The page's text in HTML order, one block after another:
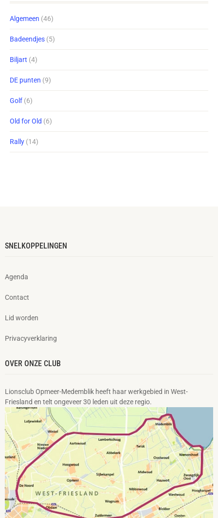
Algemeen (46)
Badeendjes (5)
Biljart (4)
DE punten (9)
Golf (6)
Old for Old (6)
Rally (14)
SNELKOPPELINGEN
Agenda
Contact
Lid worden
Privacyverklaring
OVER ONZE CLUB
Lionsclub Opmeer-Medemblik heeft haar werkgebied in West-
Friesland en telt ongeveer 30 leden uit deze regio.